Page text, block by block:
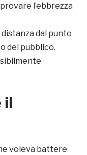
l’ebbrezza
dal punto
del pubblico.
il
voleva battere